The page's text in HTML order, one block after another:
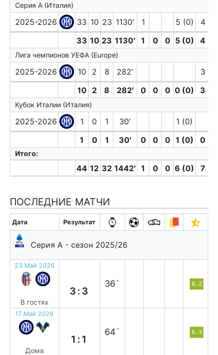
Серия А (Италия)
2025-2026 33 10 23 1130′ 1 5 (0)
4
33 10 23 1130′ 1 0 0 5 (0) 4
Лига чемпионов УЕФА (Europe)
2025-2026 10 2 8 282′
3
10
2 8 282′ 0 0 0 0 (0) 3
Кубок Италии (Италия)
2025-2026 1 0 1 30′
1 (0)
1
0 1 30′ 0 0 0 1 (0) 0
Итого:
44 12 32 1442′ 1 0 0 6 (0) 7
ПОСЛЕДНИЕ МАТЧИ
Дата Результат
Серия А - сезон 2025/26
23 Май 2026
В гостях
3:3
36` 6.2
17 Май 2026
Дома
1:1
64` 6.3